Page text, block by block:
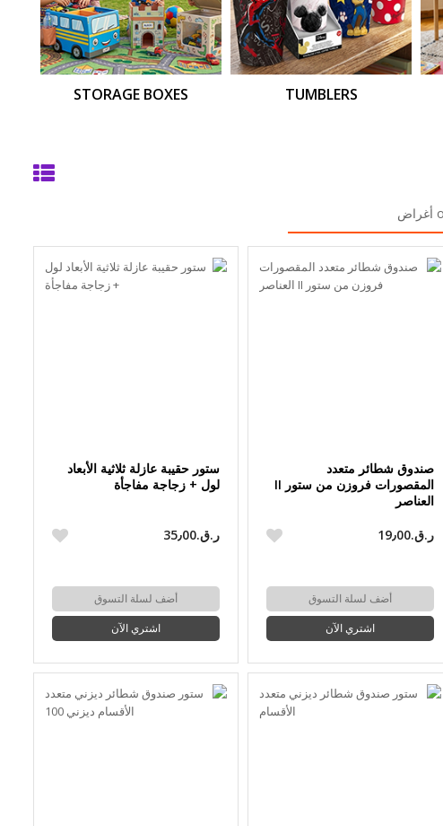
TUMBLERS
STORAGE BOXES
صندوق شطائر متعدد
المقصورات فروزن من ستور II
العناصر
ر.ق.‏19٫00
أضف لسلة التسوق
اشتري الآن
ستور حقيبة عازلة ثلاثية الأبعاد
لول + زجاجة مفاجأة
ر.ق.‏35٫00
أضف لسلة التسوق
اشتري الآن